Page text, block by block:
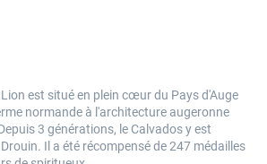
est situé en plein cœur du Pays d'Auge
normande à l'architecture augeronne
3 générations, le Calvados y est
Il a été récompensé de 247 médailles